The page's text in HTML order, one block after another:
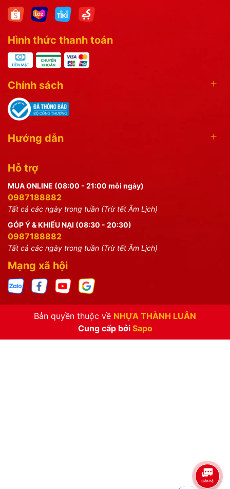
Hình thức thanh toán
Chính sách
Hướng dẫn
Hỗ trợ
MUA ONLINE (08:00 - 21:00 mỗi ngày)
0987188882
Tất cả các ngày trong tuần (Trừ tết Âm Lịch)
GÓP Ý & KHIẾU NẠI (08:30 - 20:30)
0987188882
Tất cả các ngày trong tuần (Trừ tết Âm Lịch)
Mạng xã hội
Bản quyền thuộc về NHỰA THÀNH LUÂN
Cung cấp bởi Sapo